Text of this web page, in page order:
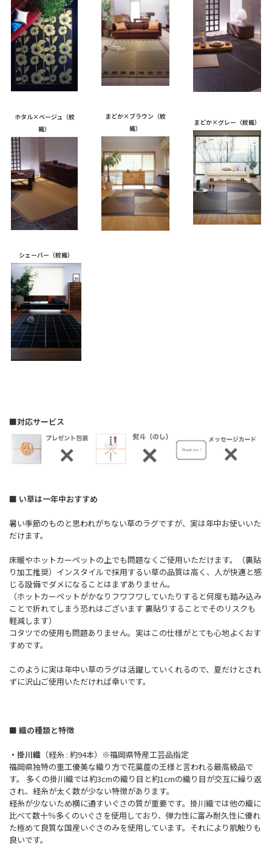
ホタル×ベージュ（紋
織）
まどか×ブラウン（紋
織）
まどか×グレー（紋織）
シェーバー（紋織）
■対応サービス
■ い草は一年中おすすめ
暑い季節のものと思われがちない草のラグですが、実は年中お使いいた
だけます。
床暖やホットカーペットの上でも問題なくご使用いただけます。（裏貼
り加工推奨）インスタイルで採用するい草の品質は高く、人が快適と感
じる設備でダメになることはまずありません。
（ホットカーペットがかなりフワフワしていたりすると何度も踏み込み
ことで折れてしまう恐れはございます 裏貼りすることでそのリスクも
軽減します）
コタツでの使用も問題ありません。実はこの仕様がとても心地よくおす
すめです。
このように実は年中い草のラグは活躍していくれるので、夏だけとされ
ずに沢山ご使用いただければ幸いです。
■ 織の種類と特徴
・掛川織 （経糸 : 約94本）※福岡県特産工芸品指定
福岡県独特の重工優美な織り方で花茣蓙の王様と言われる最高級品で
す。 多くの掛川織では約3cmの織り目と約1cmの織り目が交互に繰り返
され、経糸が太く数が少ない特徴があります。
経糸が少ないため横に通すいぐさの質が重要です。掛川織では他の織に
比べて数十％多くのいぐさを使用しており、弾力性に富み耐久性に優れ
た極めて良質な国産いぐさのみを使用しています。それにより肌触りも
良いです。